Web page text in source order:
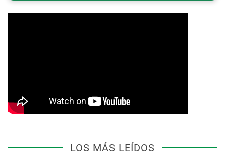
LOS MÁS LEÍDOS